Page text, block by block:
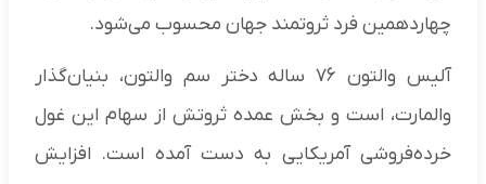
چهاردهمین فرد ثروتمند جهان محسوب می‌شود.
آلیس والتون ۷۶ ساله دختر سم والتون، بنیان‌گذار
والمارت، است و بخش عمده ثروتش از سهام این غول
خرده‌فروشی آمریکایی به دست آمده است. افزایش